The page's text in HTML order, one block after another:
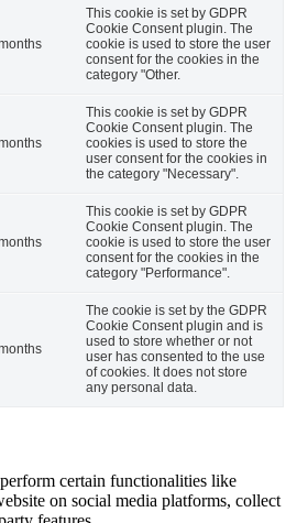
This cookie is set by GDPR
Cookie Consent plugin. The
cookie is used to store the user
consent for the cookies in the
category "Other.
This cookie is set by GDPR
Cookie Consent plugin. The
cookies is used to store the
user consent for the cookies in
the category "Necessary".
This cookie is set by GDPR
Cookie Consent plugin. The
cookie is used to store the user
consent for the cookies in the
category "Performance".
The cookie is set by the GDPR
Cookie Consent plugin and is
used to store whether or not
user has consented to the use
of cookies. It does not store
any personal data.
certain functionalities like
on social media platforms, collect